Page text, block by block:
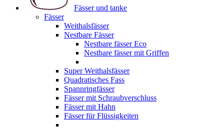
Fässer und tanke
Fässer
Weithalsfässer
Nestbare Fässer
Nestbare fässer Eco
Nestbare fässer mit Griffen
Super Weithalsfässer
Quadratisches Fass
Spannringfässer
Fässer mit Schraubverschluss
Fässer mit Hahn
Fässer für Flüssigkeiten